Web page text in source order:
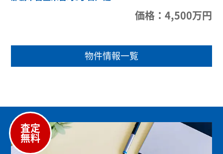
価格：4,500万円
物件情報一覧
査定
無料